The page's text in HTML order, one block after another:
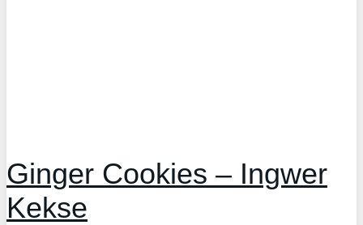
Ginger Cookies – Ingwer
Kekse